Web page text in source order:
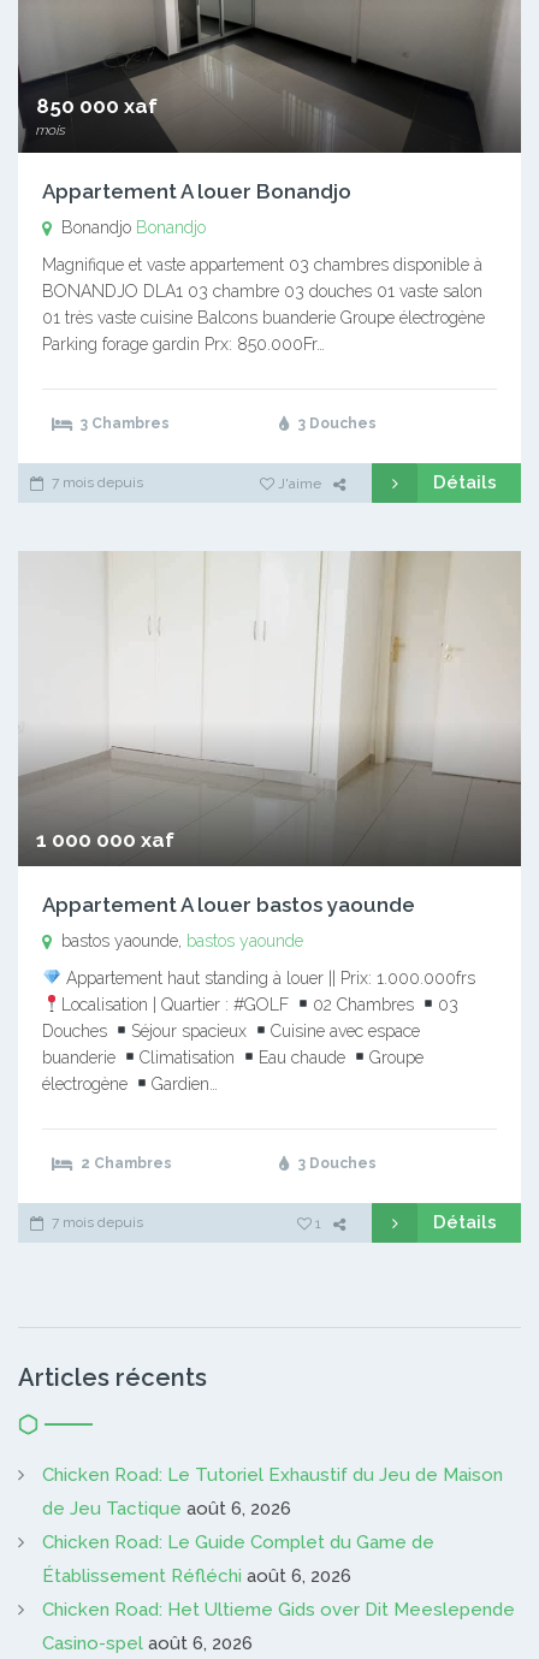
850 000 xaf
mois
Appartement A louer Bonandjo
Bonandjo Bonandjo
Magnifique et vaste appartement 03 chambres disponible à
BONANDJO DLA1 03 chambre 03 douches 01 vaste salon
01 très vaste cuisine Balcons buanderie Groupe électrogène
Parking forage gardin Prx: 850.000Fr…
3 Chambres 3 Douches
7 mois depuis J'aime Détails
1 000 000 xaf
Appartement A louer bastos yaounde
bastos yaounde, bastos yaounde
Appartement haut standing à louer || Prix: 1.000.000frs
Localisation | Quartier : #GOLF
02 Chambres
03
Douches
Séjour spacieux
Cuisine avec espace
buanderie
Climatisation Eau chaude
Groupe
électrogène
Gardien…
2 Chambres 3 Douches
7 mois depuis 1 Détails
Articles récents
Chicken Road: Le Tutoriel Exhaustif du Jeu de Maison
de Jeu Tactique août 6, 2026
Chicken Road: Le Guide Complet du Game de
Établissement Réfléchi août 6, 2026
Chicken Road: Het Ultieme Gids over Dit Meeslepende
Casino-spel août 6, 2026